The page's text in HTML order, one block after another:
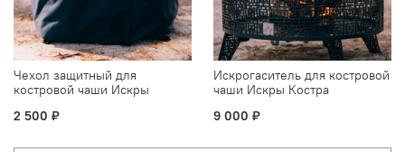
Чехол защитный для
костровой чаши Искры
2 500 ₽
Искрогаситель для костровой
чаши Искры Костра
9 000 ₽